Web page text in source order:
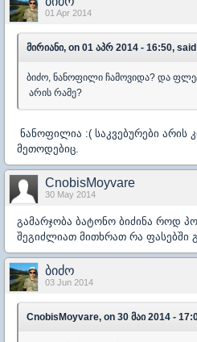
01 Apr 2014
მირიანი, on 01 აპრ 2014 - 16:50,
ბიძო, ნანოფილი ჩამოვიდა? და
არის რამე?
ნანოფილია :( საკვებურები არის
მეთოდებიც.
CnobisMoyvare
30 May 2014
გამარჯობა ბატონო ბიძინა როდ
შეგიძლიათ მითხრათ რა ფასებში
ბიძო
03 Jun 2014
CnobisMoyvare, on 30 მაი 2014 -